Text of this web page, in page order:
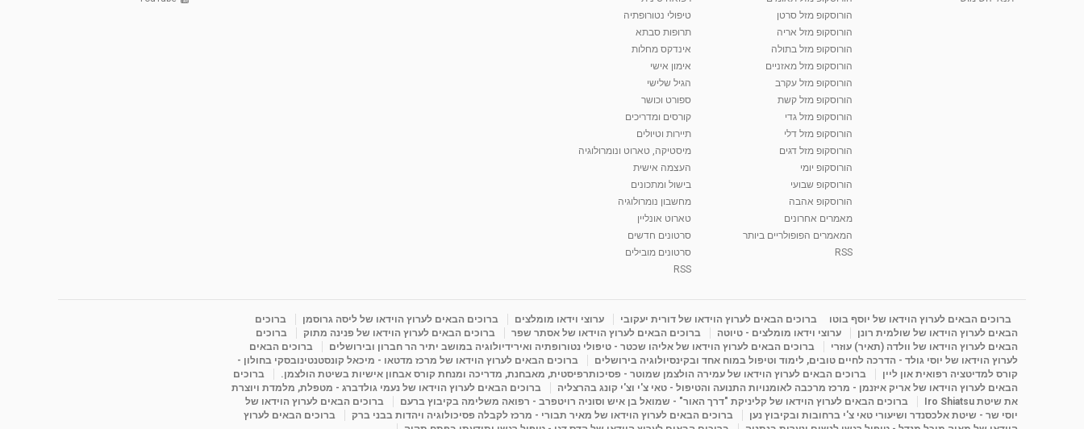
הורוסקופ מזל סרטן
הורוסקופ מזל אריה
הורוסקופ מזל בתולה
הורוסקופ מזל מאזניים
הורוסקופ מזל עקרב
הורוסקופ מזל קשת
הורוסקופ מזל גדי
הורוסקופ מזל דלי
הורוסקופ מזל דגים
הורוסקופ יומי
הורוסקופ שבועי
הורוסקופ אהבה
מאמרים אחרונים
המאמרים הפופולריים ביותר
RSS
טיפולי נטורופתיה
תרופות סבתא
אינדקס מחלות
אימון אישי
הגיל שלישי
ספורט וכושר
קורסים ומדריכים
תיירות וטיולים
מיסטיקה, טארוט ונומרולוגיה
העצמה אישית
בישול ומתכונים
מחשבון נומרולוגיה
טארוט אונליין
סרטונים חדשים
סרטונים מובילים
RSS
ברוכים הבאים לערוץ הוידאו של יוסף בוטו ברוכים הבאים לערוץ הוידאו של דורית יעקובי ערוצי וידאו מומלצים ברוכים הבאים לערוץ הוידאו של ליסה גרוסמן
ברוכים
הבאים לערוץ הוידאו של שולמית רונן
ערוצי וידאו מומלצים - טיוטה ברוכים הבאים לערוץ הוידאו של אסתר שפר ברוכים הבאים לערוץ הוידאו של פנינה מתוק
ברוכים
הבאים לערוץ הוידאו של וולדה (תאיר) עוזרי
ברוכים הבאים לערוץ הוידאו של אליהו שכטר - טיפולי נטורופתיה ואירידיולוגיה במושב יתיר הר חברון ובירושלים
ברוכים הבאים
לערוץ הוידאו של יוסי גולד - הדרכה לחיים טובים, לימוד וטיפול במוח אחד ובקינסיולוגיה בירושלים
ברוכים הבאים לערוץ הוידאו של מרכז מדטאו - מיכאל קונסטנטינובסקי בחולון -
קורס למדיטציה רפואית און ליין
ברוכים הבאים לערוץ הוידאו של עמירה הולצמן שמוטר - פסיכותרפיסטית, מאבחנת, מדריכה ומנחת קורס אבחון אישיות בשיטת הולצמן.
ברוכים
הבאים לערוץ הוידאו של אריק איזנמן - מרכז מרכבה לאומנויות התנועה והטיפול - טאי צ'י וצ'י קונג בהרצליה
ברוכים הבאים לערוץ הוידאו של נעמי גולדברג - מטפלת, מלמדת ויוצרת
את שיטת Iro Shiatsu
ברוכים הבאים לערוץ הוידאו של קליניקת "דרך האור" - שמואל בן איש וסוניה רויטפרב - רפואה משלימה בקיבוץ ברעם
ברוכים הבאים לערוץ הוידאו של
יוסי שר - שיטת אלכסנדר ושיעורי טאי צ'י ברחובות ובקיבוץ נען
ברוכים הבאים לערוץ הוידאו של מאיר תבורי - מרכז לקבלה פסיכולוגיה ויהדות בבני ברק
ברוכים הבאים לערוץ